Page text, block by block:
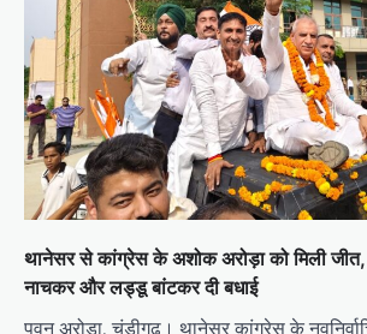
थानेसर से कांग्रेस के अशोक अरोड़ा को मिली
नाचकर और लड्डू बांटकर दी बधाई
पवन अरोड़ा, चंडीगढ़। थानेसर कांग्रेस के